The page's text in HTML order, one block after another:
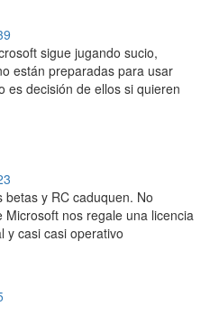
sigue jugando sucio,
están preparadas para usar
es decisión de ellos si quieren
y RC caduquen. No
nos regale una licencia
y casi casi operativo